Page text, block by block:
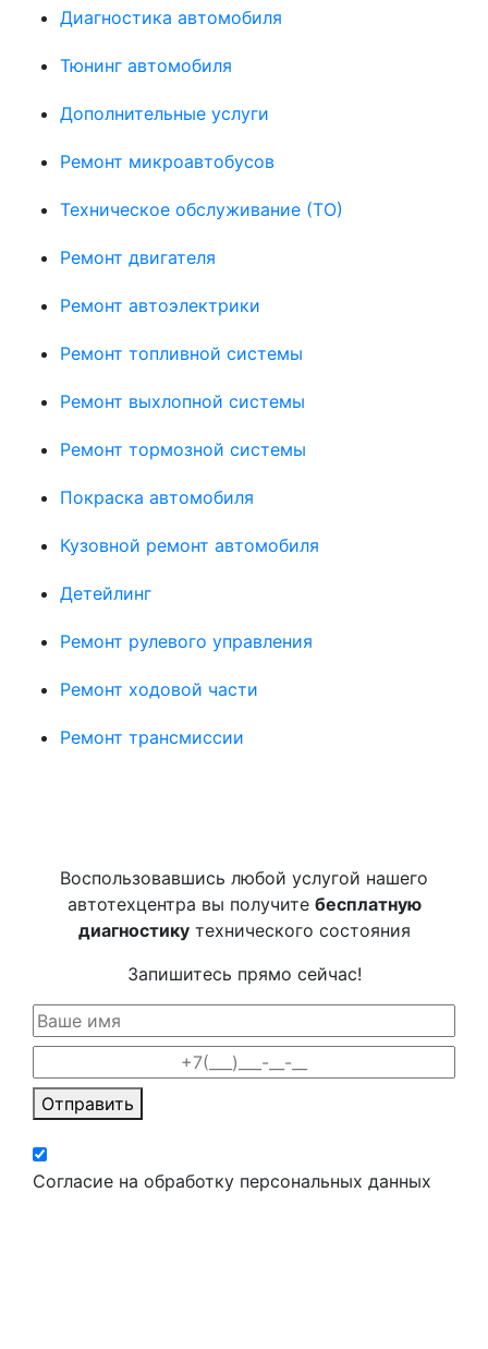
Диагностика автомобиля
Тюнинг автомобиля
Дополнительные услуги
Ремонт микроавтобусов
Техническое обслуживание (ТО)
Ремонт двигателя
Ремонт автоэлектрики
Ремонт топливной системы
Ремонт выхлопной системы
Ремонт тормозной системы
Покраска автомобиля
Кузовной ремонт автомобиля
Детейлинг
Ремонт рулевого управления
Ремонт ходовой части
Ремонт трансмиссии
Воспользовавшись любой услугой нашего
автотехцентра вы получите бесплатную
диагностикутехнического состояния
Запишитесь прямо сейчас!
Отправить
Согласие на обработку персональных данных